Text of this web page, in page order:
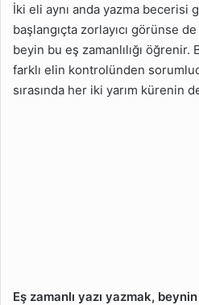
İki eli aynı anda yazma becerisi
başlangıçta zorlayıcı görünse
beyin bu eş zamanlılığı
farklı elin kontrolünden
sırasında her iki yarım kürenin
Eş zamanlı yazı yazmak,